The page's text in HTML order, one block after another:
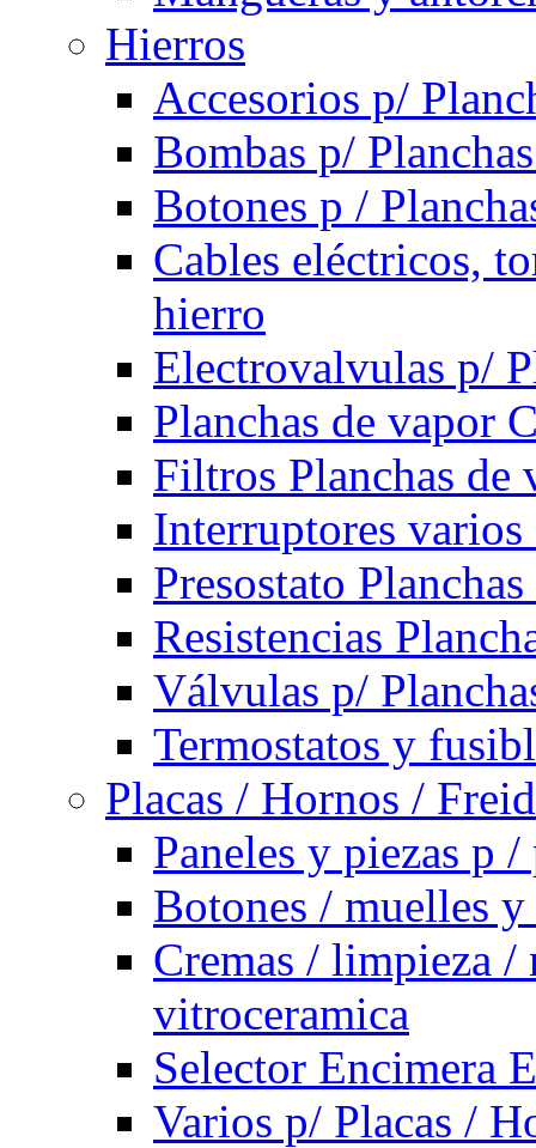
Hierros
Accesorios p/
Bombas p/
Botones p /
Cables eléctricos,
hierro
Electrovalvulas p/
Planchas de vapor
Filtros Planchas de
Interruptores varios
Presostato
Resistencias
Válvulas p/
Termostatos y
Placas / Hornos /
Paneles y piezas p
Botones / muelles
Cremas / limpieza /
vitroceramica
Selector Encimera
Varios p/ Placas /